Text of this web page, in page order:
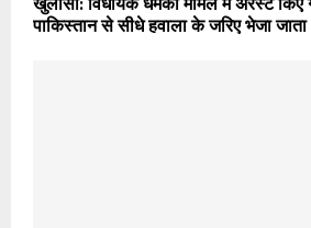
पाकिस्तान से सीधे हवाला के जरिए भेजा जाता